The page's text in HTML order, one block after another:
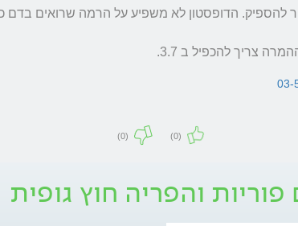
צריך להכפיל ב 3.7.
03-
(0)
(0)
והפריה חוץ גופית